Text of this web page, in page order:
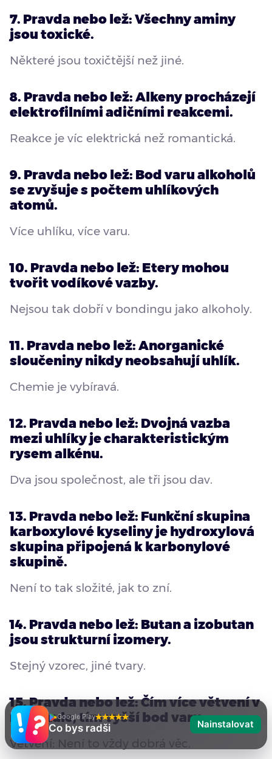
7. Pravda nebo lež: Všechny aminy
jsou toxické.
Některé jsou toxičtější než jiné.
8. Pravda nebo lež: Alkeny procházejí
elektrofilními adičními reakcemi.
Reakce je víc elektrická než romantická.
9. Pravda nebo lež: Bod varu alkoholů
se zvyšuje s počtem uhlíkových
atomů.
Více uhlíku, více varu.
10. Pravda nebo lež: Etery mohou
tvořit vodíkové vazby.
Nejsou tak dobří v bondingu jako alkoholy.
11. Pravda nebo lež: Anorganické
sloučeniny nikdy neobsahují uhlík.
Chemie je vybíravá.
12. Pravda nebo lež: Dvojná vazba
mezi uhlíky je charakteristickým
rysem alkénu.
Dva jsou společnost, ale tři jsou dav.
13. Pravda nebo lež: Funkční skupina
karboxylové kyseliny je hydroxylová
skupina připojená k karbonylové
skupině.
Není to tak složité, jak to zní.
14. Pravda nebo lež: Butan a izobutan
jsou strukturní izomery.
Stejný vzorec, jiné tvary.
15. Pravda nebo lež: Čím více větvení v
molekule, tím vyšší bod varu.
Větvení: Není to vždy dobrá věc.
Google Play
Co bys radši Nainstalovat